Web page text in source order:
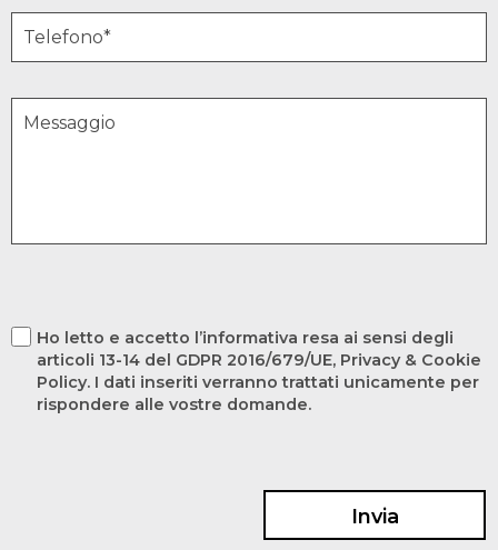
Ho letto e accetto l’informativa resa ai sensi degli
articoli 13-14 del GDPR 2016/679/UE, Privacy & Cookie
Policy. I dati inseriti verranno trattati unicamente per
rispondere alle vostre domande.